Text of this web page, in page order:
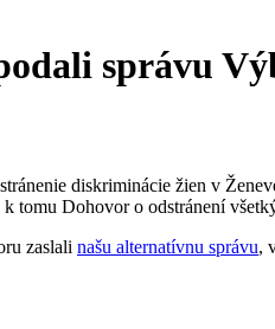
správu
diskriminácie žien v
tomu Dohovor o odstránení
zaslali našu alternatívnu správu,